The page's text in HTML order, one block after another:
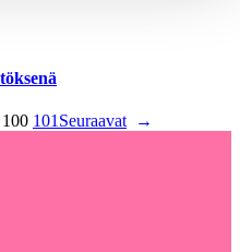
100 101 Seuraavat →